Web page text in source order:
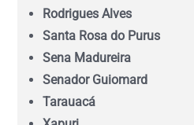
Rodrigues Alves
Santa Rosa do Purus
Sena Madureira
Senador Guiomard
Tarauacá